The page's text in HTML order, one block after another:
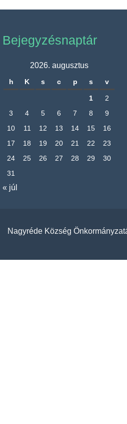
Bejegyzésnaptár
2026. augusztus
h K s c p s v
1
2
3
4 5 6 7 8
9
10
11 12 13 14 15
16
17
18 19 20 21 22
23
24
25 26 27 28 29
30
31
« júl
Nagyréde Község